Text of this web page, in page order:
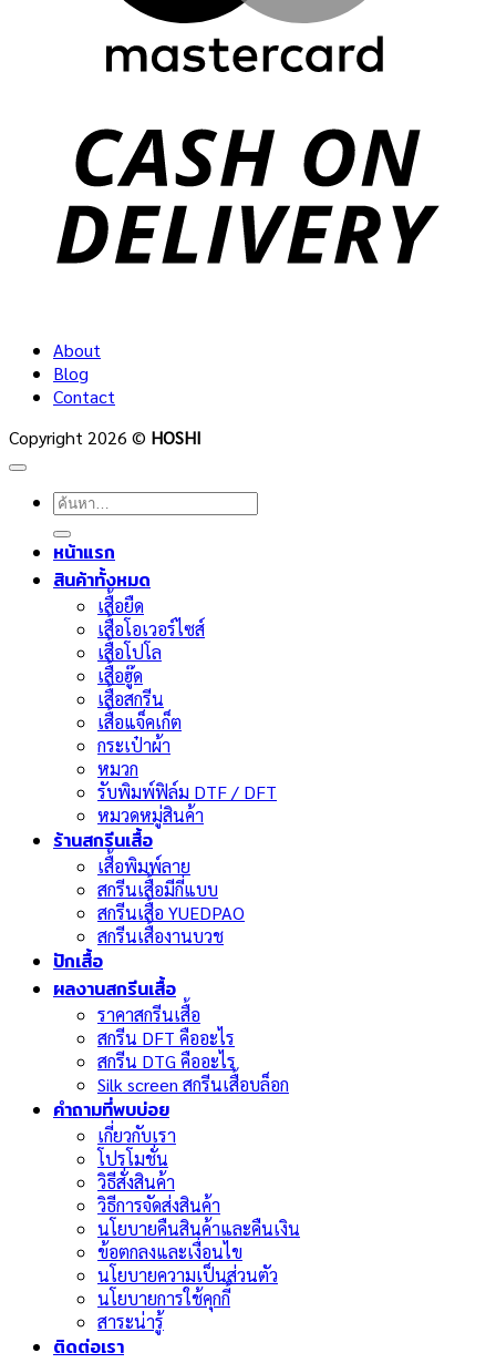
About
Blog
Contact
Copyright 2026 © HOSHI
ค้นหา:
หน้าแรก
สินค้าทั้งหมด
เสื้อยืด
เสื้อโอเวอร์ไซส์
เสื้อโปโล
เสื้อฮู๊ด
เสื้อสกรีน
เสื้อแจ็คเก็ต
กระเป๋าผ้า
หมวก
รับพิมพ์ฟิล์ม DTF / DFT
หมวดหมู่สินค้า
ร้านสกรีนเสื้อ
เสื้อพิมพ์ลาย
สกรีนเสื้อมีกี่แบบ
สกรีนเสื้อ YUEDPAO
สกรีนเสื้องานบวช
ปักเสื้อ
ผลงานสกรีนเสื้อ
ราคาสกรีนเสื้อ
สกรีน DFT คืออะไร
สกรีน DTG คืออะไร
Silk screen สกรีนเสื้อบล็อก
คำถามที่พบบ่อย
เกี่ยวกับเรา
โปรโมชั่น
วิธีสั่งสินค้า
วิธีการจัดส่งสินค้า
นโยบายคืนสินค้าและคืนเงิน
ข้อตกลงและเงื่อนไข
นโยบายความเป็นส่วนตัว
นโยบายการใช้คุกกี้
สาระน่ารู้
ติดต่อเรา